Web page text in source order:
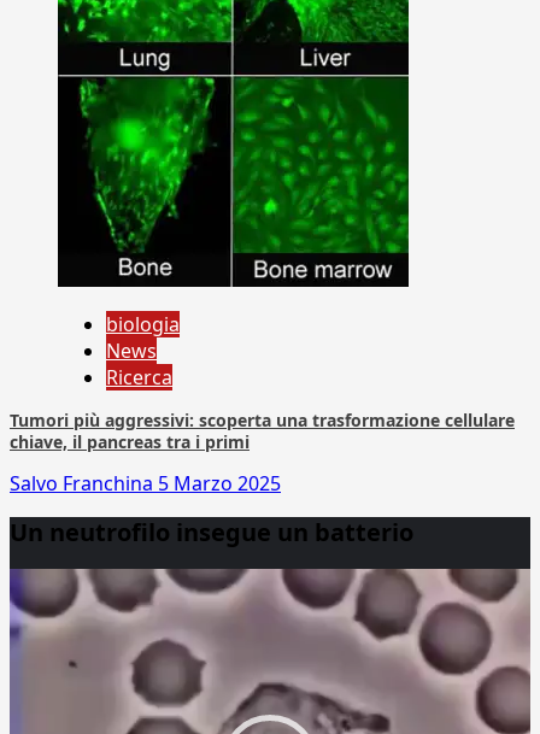
biologia
News
Ricerca
Tumori più aggressivi: scoperta una trasformazione cellulare
chiave, il pancreas tra i primi
Salvo Franchina 5 Marzo 2025
Un neutrofilo insegue un batterio
Player